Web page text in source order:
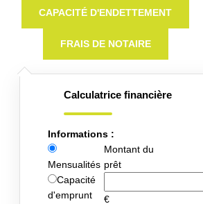
CAPACITÉ D'ENDETTEMENT
FRAIS DE NOTAIRE